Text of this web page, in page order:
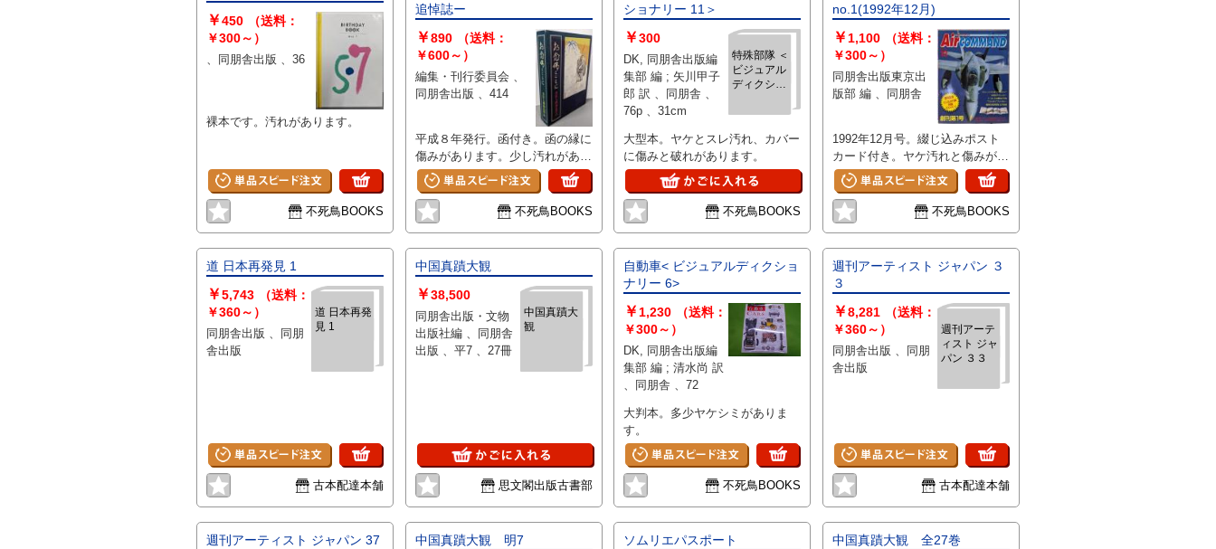
￥450
（送料：
￥300～）
、同朋舎出版 、36
裸本です。汚れがあります。
不死鳥BOOKS
追悼誌ー
￥890
（送料：
￥600～）
編集・刊行委員会 、
同朋舎出版 、414
平成８年発行。函付き。函の縁に
傷みがあります。少し汚れがあり
ます。
不死鳥BOOKS
ショナリー 11＞
特殊部隊 ＜
ビジュアル
ディクショ
＞
￥300
DK, 同朋舎出版編
集部 編 ; 矢川甲子
郎 訳 、同朋舎 、
76p 、31cm
大型本。ヤケとスレ汚れ、カバー
に傷みと破れがあります。
不死鳥BOOKS
no.1(1992年12月)
￥ 1,100
（送料：
￥300～）
同朋舎出版東京出
版部 編 、同朋舎
1992年12月号。綴じ込みポスト
カード付き。ヤケ汚れと傷みがあ
ります。
不死鳥BOOKS
道 日本再発見 1
道 日本再発
見 1
￥5,743
（送料：
￥360～）
同朋舎出版 、同朋
舎出版
古本配達本舗
中国真蹟大観
中国真蹟大
観
￥38,500
同朋舎出版・文物
出版社編 、同朋舎
出版 、平7 、27冊
思文閣出版古書部
自動車< ビジュアルディクショ
ナリー 6>
￥ 1,230
（送料：
￥300～）
DK, 同朋舎出版編
集部 編 ; 清水尚 訳
、同朋舎 、72
大判本。多少ヤケシミがありま
す。
不死鳥BOOKS
週刊アーティスト ジャパン ３
３
週刊アーテ
ィスト ジャ
パン ３３
￥8,281
（送料：
￥360～）
同朋舎出版 、同朋
舎出版
古本配達本舗
週刊アーティスト ジャパン 37
中国真蹟大観 明7 ソムリエパスポート 中国真蹟大観 全27巻